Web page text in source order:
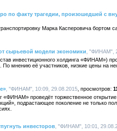
по факту трагедии, произошедшей с
Марка Касперовича бортом
сырьевой модели экономики , "ФИНАМ",
инвестиционного холдинга «ФИНАМ»)
мнению её участников, низкие цены на
, "ФИНАМ", 10:09, 29.08.2015
«ФИНАМ» проведёт торжественное
подрастающее поколение не только
инвесторов , "ФИНАМ", 10:01,